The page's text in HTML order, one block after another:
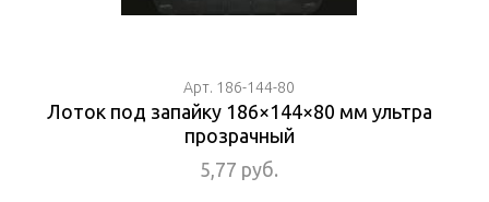
Арт. 186-144-80
Лоток под запайку 186×144×80 мм ультра
прозрачный
5,77 руб.